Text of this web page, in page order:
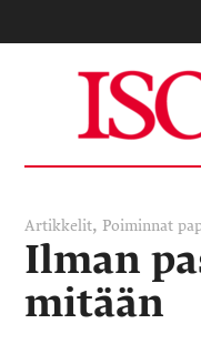
Artikkelit, Poiminnat
Ilman
mitään